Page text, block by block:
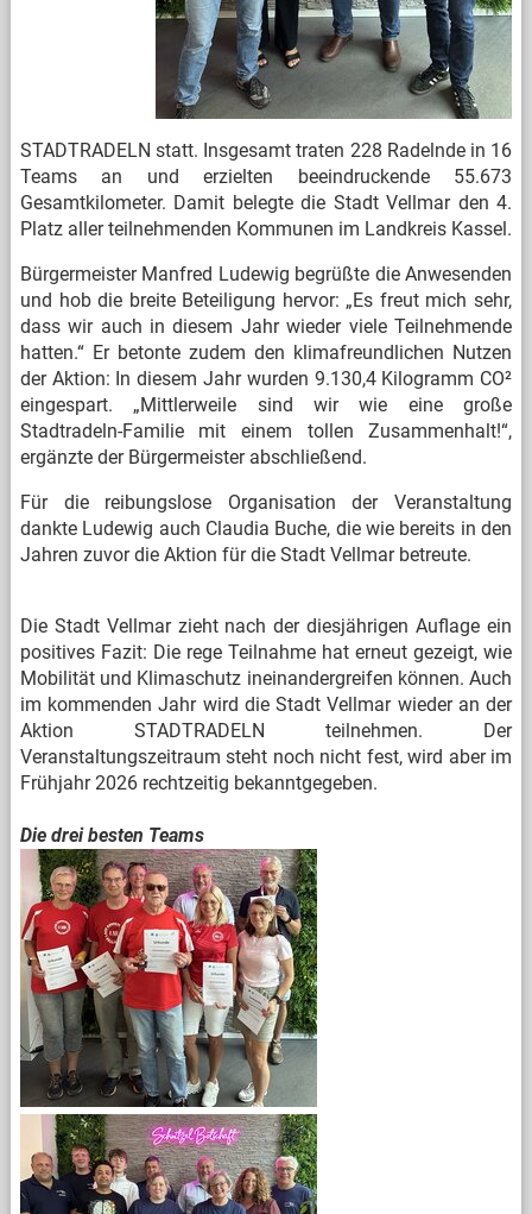
STADTRADELN statt. Insgesamt traten 228 Radelnde in 16
Teams an und erzielten beeindruckende 55.673
Gesamtkilometer. Damit belegte die Stadt Vellmar den 4.
Platz aller teilnehmenden Kommunen im Landkreis Kassel.
Bürgermeister Manfred Ludewig begrüßte die Anwesenden
und hob die breite Beteiligung hervor: „Es freut mich sehr,
dass wir auch in diesem Jahr wieder viele Teilnehmende
hatten.“ Er betonte zudem den klimafreundlichen Nutzen
der Aktion: In diesem Jahr wurden 9.130,4 Kilogramm CO²
eingespart. „Mittlerweile sind wir wie eine große
Stadtradeln-Familie mit einem tollen Zusammenhalt!“,
ergänzte der Bürgermeister abschließend.
Für die reibungslose Organisation der Veranstaltung
dankte Ludewig auch Claudia Buche, die wie bereits in den
Jahren zuvor die Aktion für die Stadt Vellmar betreute.
Die Stadt Vellmar zieht nach der diesjährigen Auflage ein
positives Fazit: Die rege Teilnahme hat erneut gezeigt, wie
Mobilität und Klimaschutz ineinandergreifen können. Auch
im kommenden Jahr wird die Stadt Vellmar wieder an der
Aktion STADTRADELN teilnehmen. Der
Veranstaltungszeitraum steht noch nicht fest, wird aber im
Frühjahr 2026 rechtzeitig bekanntgegeben.
Die drei besten Teams